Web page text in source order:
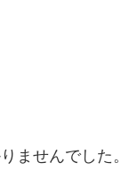
ませんでした。